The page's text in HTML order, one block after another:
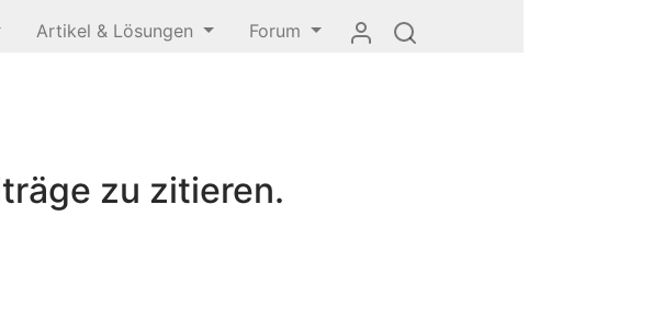
Artikel & Lösungen Forum
zu zitieren.